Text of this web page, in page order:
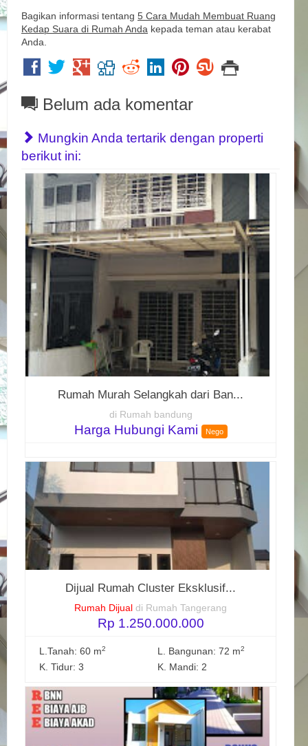
Bagikan informasi tentang 5 Cara Mudah Membuat Ruang
Kedap Suara di Rumah Anda kepada teman atau kerabat
Anda.
Belum ada komentar
Mungkin Anda tertarik dengan properti
berikut ini:
Rumah Murah Selangkah dari Ban...
di Rumah bandung
Harga Hubungi Kami Nego
Dijual Rumah Cluster Eksklusif...
Rumah Dijual di Rumah Tangerang
Rp 1.250.000.000
L.Tanah: 60 m2 L. Bangunan: 72 m2
K. Tidur: 3 K. Mandi: 2